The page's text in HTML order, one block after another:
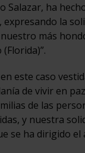
Salazar, ha
expresando la
más
este caso
de vivir en
de las
y nuestra
se ha dirigido